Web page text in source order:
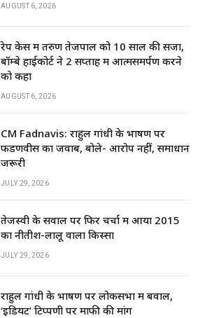
AUGUST 6, 2026
रेप केस में तरुण तेजपाल को 10 साल की सजा,
बॉम्बे हाईकोर्ट ने 2 सप्ताह में आत्मसमर्पण करने
को कहा
AUGUST 6, 2026
CM Fadnavis: राहुल गांधी के भाषण पर
फडणवीस का जवाब, बोले- आरोप नहीं, समाधान
जरूरी
JULY 29, 2026
तेजस्वी के सवाल पर फिर चर्चा में आया 2015
का नीतीश-लालू वाला किस्सा
JULY 29, 2026
राहुल गांधी के भाषण पर लोकसभा में बवाल,
‘इडियट’ टिप्पणी पर माफी की मांग